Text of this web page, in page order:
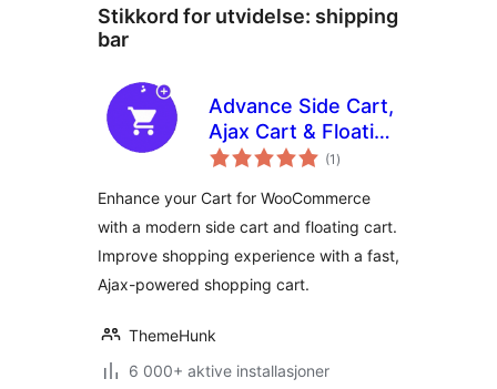
Stikkord for utvidelse: shipping
bar
Advance Side Cart,
Ajax Cart & Floating
Cart for
(1 totale
vurderinger
)
Enhance your Cart for WooCommerce
with a modern side cart and floating cart.
Improve shopping experience with a fast,
Ajax-powered shopping cart.
ThemeHunk
6 000+ aktive installasjoner